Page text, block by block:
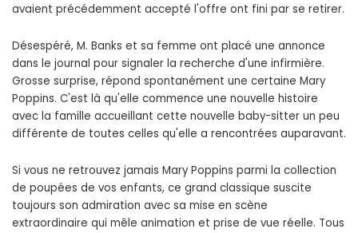
avaient précédemment accepté l'offre ont fini par se retirer.
Désespéré, M. Banks et sa femme ont placé une annonce
dans le journal pour signaler la recherche d'une infirmière.
Grosse surprise, répond spontanément une certaine Mary
Poppins. C'est là qu'elle commence une nouvelle histoire
avec la famille accueillant cette nouvelle baby-sitter un peu
différente de toutes celles qu'elle a rencontrées auparavant.
Si vous ne retrouvez jamais Mary Poppins parmi la collection
de poupées de vos enfants, ce grand classique suscite
toujours son admiration avec sa mise en scène
extraordinaire qui mêle animation et prise de vue réelle. Tous